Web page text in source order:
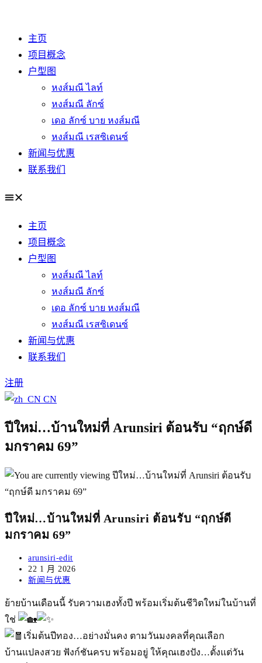
content
主页
项目概念
户型图
หงส์มณี ไลท์
หงส์มณี ลักซ์
เดอ ลักซ์ บาย หงส์มณี
หงส์มณี เรสซิเดนซ์
新闻与优惠
联系我们
主页
项目概念
户型图
หงส์มณี ไลท์
หงส์มณี ลักซ์
เดอ ลักซ์ บาย หงส์มณี
หงส์มณี เรสซิเดนซ์
新闻与优惠
联系我们
注册
CN
ปีใหม่…บ้านใหม่ที่ Arunsiri ต้อนรับ “ฤกษ์ดี
มกราคม 69”
ปีใหม่…บ้านใหม่ที่ Arunsiri ต้อนรับ “ฤกษ์ดี
มกราคม 69”
Post
author:
arunsiri-edit
Post
published:
22 1 月 2026
Post
新闻与优惠
ย้ายบ้านเดือนนี้ รับความเฮงทั้งปี พร้อมเริ่มต้นชีวิตใหม่ในบ้านที่
ใช่
เริ่มต้นปีทอง…อย่างมั่นคง ตามวันมงคลที่คุณเลือก
บ้านแปลงสวย ฟังก์ชันครบ พร้อมอยู่ ให้คุณเฮงปัง…ตั้งแต่วัน